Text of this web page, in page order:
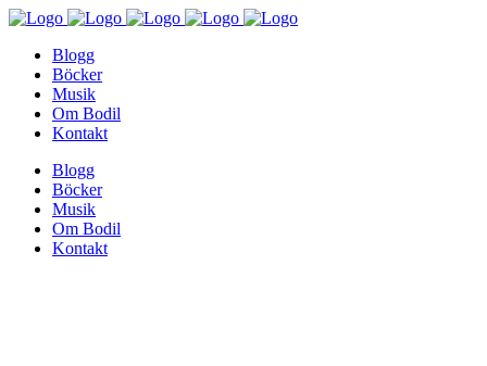
Blogg
Böcker
Musik
Om Bodil
Kontakt
Blogg
Böcker
Musik
Om Bodil
Kontakt